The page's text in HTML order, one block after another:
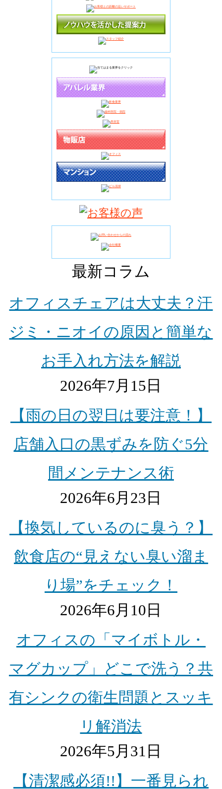
最新コラム
オフィスチェアは大丈夫？汗
ジミ・ニオイの原因と簡単な
お手入れ方法を解説
2026年7月15日
【雨の日の翌日は要注意！】
店舗入口の黒ずみを防ぐ5分
間メンテナンス術
2026年6月23日
【換気しているのに臭う？】
飲食店の“見えない臭い溜ま
り場”をチェック！
2026年6月10日
オフィスの「マイボトル・
マグカップ」どこで洗う？共
有シンクの衛生問題とスッキ
リ解消法
2026年5月31日
【清潔感必須!!】一番見られ